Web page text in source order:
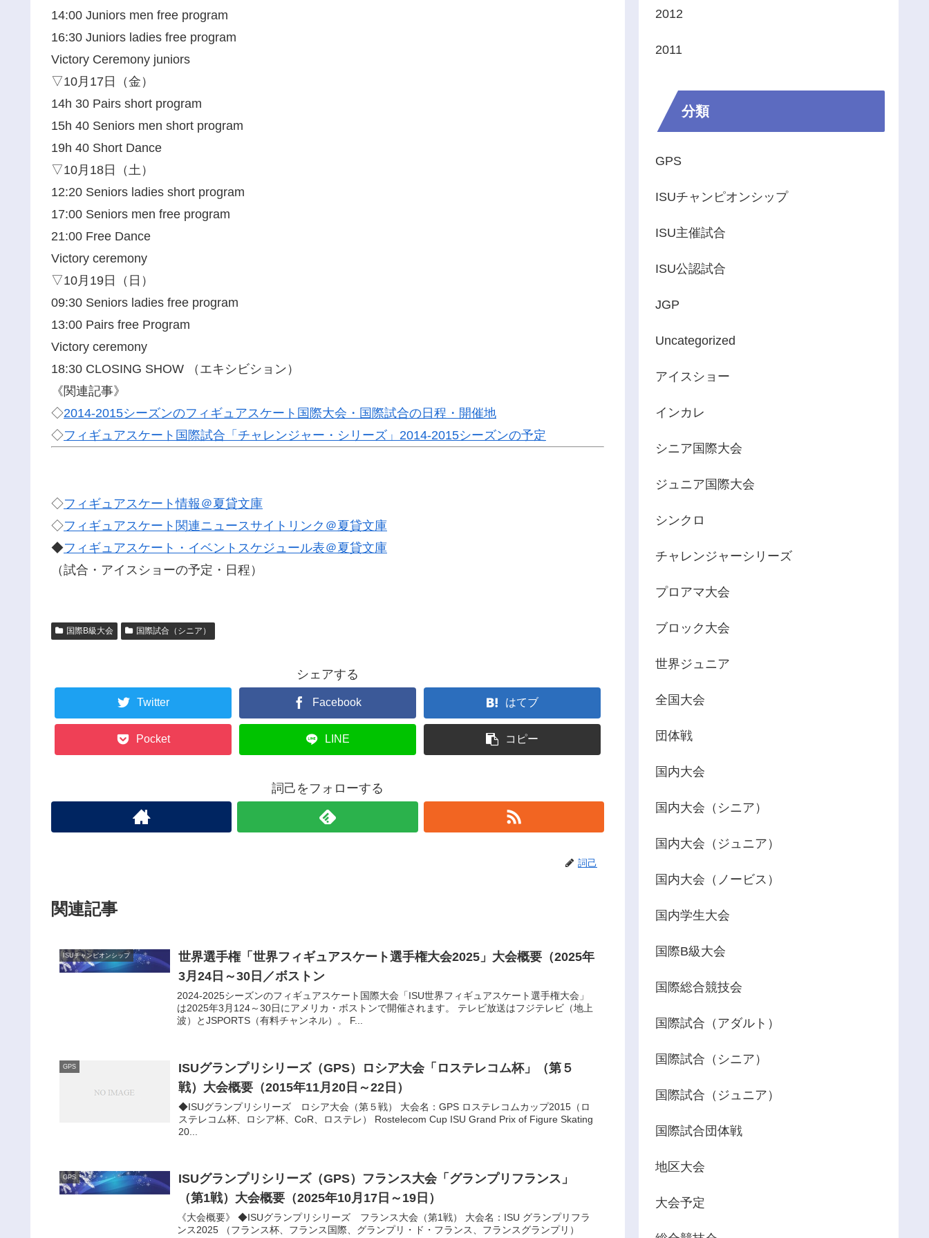
14:00 Juniors men free program
16:30 Juniors ladies free program
Victory Ceremony juniors
▽10月17日（金）
14h 30 Pairs short program
15h 40 Seniors men short program
19h 40 Short Dance
▽10月18日（土）
12:20 Seniors ladies short program
17:00 Seniors men free program
21:00 Free Dance
Victory ceremony
▽10月19日（日）
09:30 Seniors ladies free program
13:00 Pairs free Program
Victory ceremony
18:30 CLOSING SHOW （エキシビション）
《関連記事》
◇2014-2015シーズンのフィギュアスケート国際大会・国際試合の日程・開催地
◇フィギュアスケート国際試合「チャレンジャー・シリーズ」2014-2015シーズンの予定
◇フィギュアスケート情報＠夏貸文庫
◇フィギュアスケート関連ニュースサイトリンク＠夏貸文庫
◆フィギュアスケート・イベントスケジュール表＠夏貸文庫
（試合・アイスショーの予定・日程）
国際B級大会 国際試合（シニア）
シェアする
Twitter Facebook はてブ
Pocket LINE コピー
詞己をフォローする
詞己
関連記事
ISUチャンピオンシップ
世界選手権「世界フィギュアスケート選手権大会2025」大会概要（2025年
3月24日～30日／ボストン
2024-2025シーズンのフィギュアスケート国際大会「ISU世界フィギュアスケート選手権大会」
は2025年3月124～30日にアメリカ・ボストンで開催されます。 テレビ放送はフジテレビ（地上
波）とJSPORTS（有料チャンネル）。 F...
GPS
ISUグランプリシリーズ（GPS）ロシア大会「ロステレコム杯」（第５
戦）大会概要（2015年11月20日～22日）
◆ISUグランプリシリーズ ロシア大会（第５戦） 大会名：GPS ロステレコムカップ2015（ロ
ステレコム杯、ロシア杯、CoR、ロステレ） Rostelecom Cup ISU Grand Prix of Figure Skating
20...
GPS
ISUグランプリシリーズ（GPS）フランス大会「グランプリフランス」
（第1戦）大会概要（2025年10月17日～19日）
《大会概要》 ◆ISUグランプリシリーズ フランス大会（第1戦） 大会名：ISU グランプリフラ
ンス2025 （フランス杯、フランス国際、グランプリ・ド・フランス、フランスグランプリ）
2012
2011
分類
GPS
ISUチャンピオンシップ
ISU主催試合
ISU公認試合
JGP
Uncategorized
アイスショー
インカレ
シニア国際大会
ジュニア国際大会
シンクロ
チャレンジャーシリーズ
プロアマ大会
ブロック大会
世界ジュニア
全国大会
団体戦
国内大会
国内大会（シニア）
国内大会（ジュニア）
国内大会（ノービス）
国内学生大会
国際B級大会
国際総合競技会
国際試合（アダルト）
国際試合（シニア）
国際試合（ジュニア）
国際試合団体戦
地区大会
大会予定